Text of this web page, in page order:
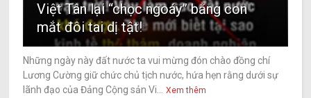
Việt Tân lại “chọc ngoáy” bằng con
mắt đôi tai dị tật!
Những ngày này đất nước ta vui mừng đón chào đồng chí
Lương Cường giữ chức chủ tịch nước, hứa hẹn rằng dưới sự
lãnh đạo của Đảng Cộng sản Vi...
Xem thêm